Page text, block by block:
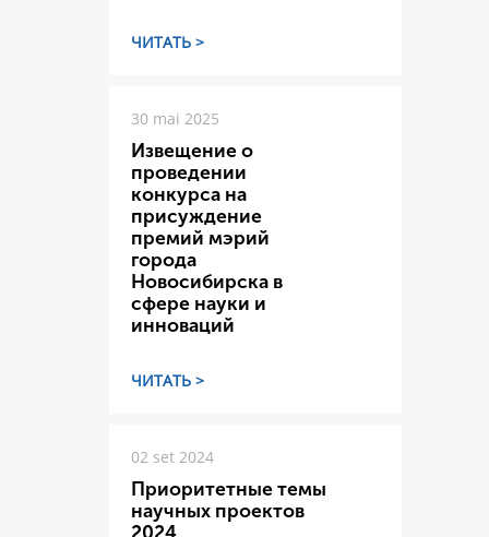
ЧИТАТЬ >
30 mai 2025
Извещение о
проведении
конкурса на
присуждение
премий мэрий
города
Новосибирска в
сфере науки и
инноваций
ЧИТАТЬ >
02 set 2024
Приоритетные темы
научных проектов